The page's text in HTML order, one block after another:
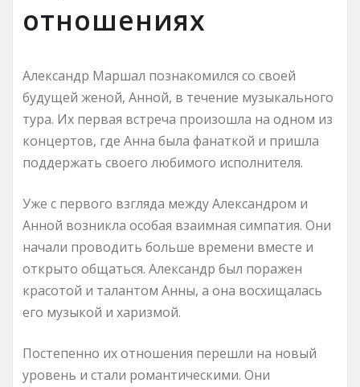
отношениях
Александр Маршал познакомился со своей
будущей женой, Анной, в течение музыкального
тура. Их первая встреча произошла на одном из
концертов, где Анна была фанаткой и пришла
поддержать своего любимого исполнителя.
Уже с первого взгляда между Александром и
Анной возникла особая взаимная симпатия. Они
начали проводить больше времени вместе и
открыто общаться. Александр был поражен
красотой и талантом Анны, а она восхищалась
его музыкой и харизмой.
Постепенно их отношения перешли на новый
уровень и стали романтическими. Они